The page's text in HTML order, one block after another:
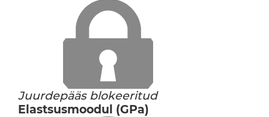
Juurdepääs blokeeritud
Elastsusmoodul (GPa)